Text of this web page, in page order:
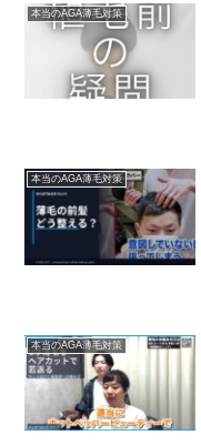
本当のAGA薄毛対策
本当のAGA薄毛対策
本当のAGA薄毛対策